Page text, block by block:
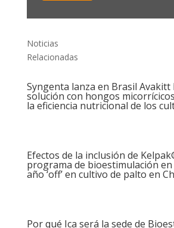
Noticias
Relacionadas
Syngenta lanza en Brasil Avakitt
solución con hongos
la eficiencia nutricional de los
Efectos de la inclusión de
programa de bioestimulación en
año ‘off’ en cultivo de palto en
Por qué Ica será la sede de